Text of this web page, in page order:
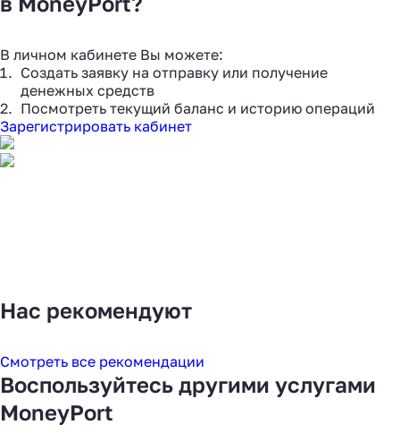
В личном кабинете Вы можете:
Создать заявку на отправку или получение
денежных средств
Посмотреть текущий баланс и историю операций
Зарегистрировать кабинет
Нас рекомендуют
Смотреть все рекомендации
Воспользуйтесь другими услугами
MoneyPort